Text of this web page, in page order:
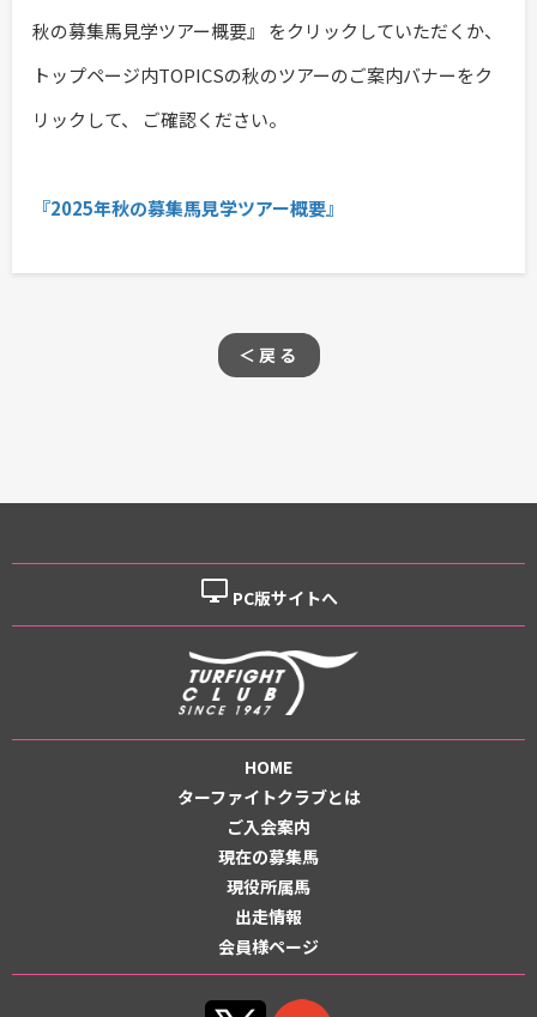
秋の募集馬見学ツアー概要』 をクリックしていただくか、
トップページ内TOPICSの秋のツアーのご案内バナーをク
リックして、 ご確認ください。
『2025年秋の募集馬見学ツアー概要』
＜戻る
desktop_windows PC版サイトへ
HOME
ターファイトクラブとは
ご入会案内
現在の募集馬
現役所属馬
出走情報
会員様ページ